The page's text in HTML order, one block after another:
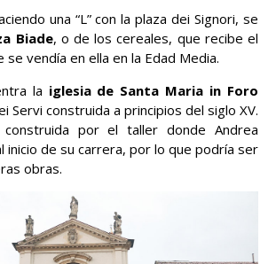
una “L” con la plaza dei Signori, se
Biade, o de los cereales, que recibe el
vendía en ella en la Edad Media.
la iglesia de Santa Maria in Foro
Servi construida a principios del siglo XV.
por el taller donde Andrea
inicio de su carrera, por lo que podría ser
obras.